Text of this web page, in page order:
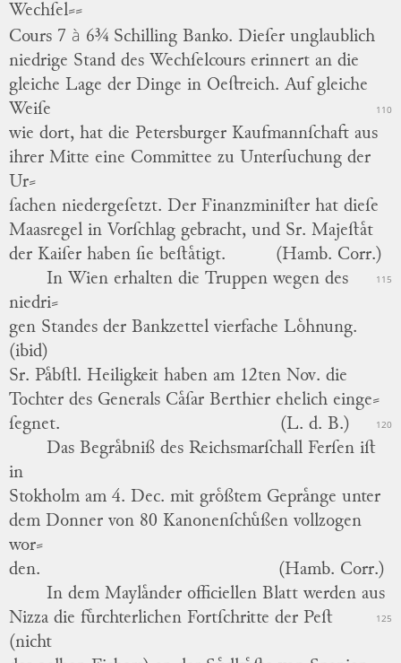
Wechſel⸗⸗
Cours 7 à 6¾ Schilling Banko. Dieſer unglaublich
niedrige Stand des Wechſelcours erinnert an die
gleiche Lage der Dinge in Oeſtreich. Auf gleiche
Weiſe
110
wie dort, hat die Petersburger Kaufmannſchaft aus
ihrer Mitte eine Committee zu Unterſuchung der
Ur⸗
ſachen niedergeſetzt. Der Finanzminiſter hat dieſe
Maasregel in Vorſchlag gebracht, und Sr. Majeſtaͤt
der Kaiſer haben ſie beſtaͤtigt. (Hamb. Corr.)
115
In Wienerhalten die Truppen wegen des
niedri⸗
gen Standes der Bankzettel vierfache Loͤhnung.
(ibid)
Sr. Paͤbſtl. Heiligkeit haben am 12ten Nov. die
Tochter des Generals Caͤſar Berthier ehelich einge⸗
ſegnet.
(L. d. B.) 120
Das Begraͤbnißdes Reichsmarſchall Ferſeniſt
in
Stokholm am 4. Dec. mit groͤßtem Gepraͤnge unter
dem Donner von 80 Kanonenſchuͤßen vollzogen
wor⸗
den.
(Hamb. Corr.)
In dem Maylaͤnder officiellen Blatt werden aus
125
Nizza die fuͤrchterlichen Fortſchritte der Peſt
(nicht